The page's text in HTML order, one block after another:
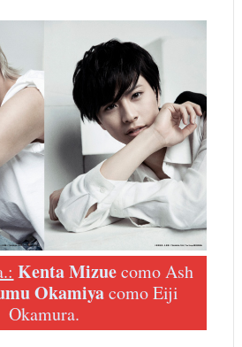
Kenta Mizuecomo Ash
Okamiyacomo Eiji
Okamura.